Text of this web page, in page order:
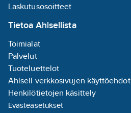
Laskutusosoitteet
Tietoa Ahlsellista
Toimialat
Palvelut
Tuoteluettelot
Ahlsell verkkosivujen käyttöehdot
Henkilötietojen käsittely
Evästeasetukset